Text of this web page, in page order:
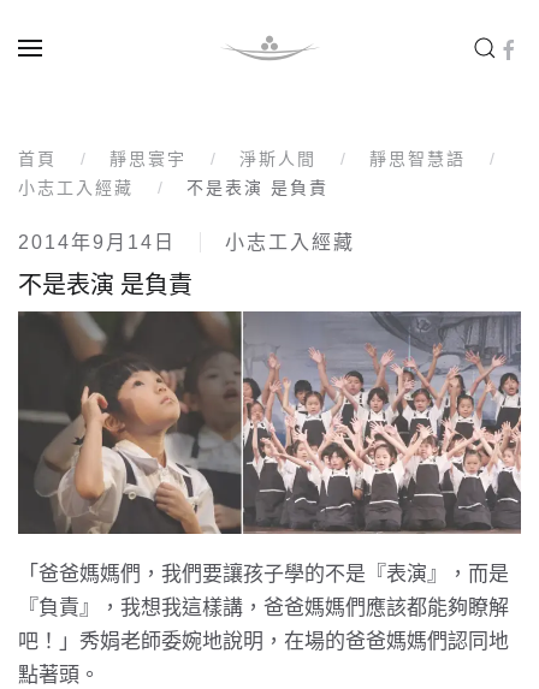
首頁 靜思寰宇 淨斯人間
靜思智慧語
小志工入經藏
不是表演 是負責
2014年9月14日 小志工入經藏
不是表演 是負責
「爸爸媽媽們，我們要讓孩子學的不是『表演』，而是
『負責』，我想我這樣講，爸爸媽媽們應該都能夠瞭解
吧！」秀娟老師委婉地說明，在場的爸爸媽媽們認同地
點著頭。